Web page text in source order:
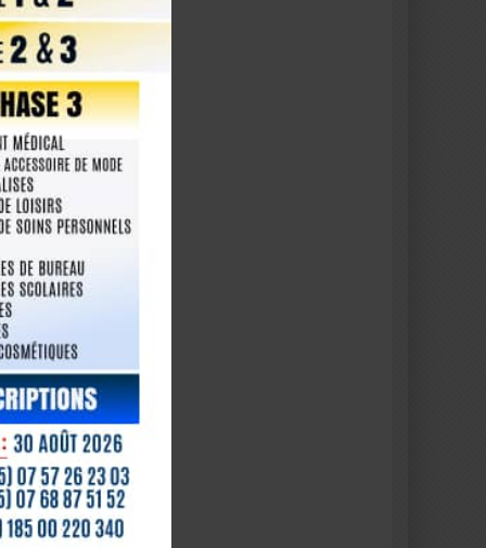
Sino-Ivoirienne : S.E.M. Abou
d’Ivoire en Chine, un tournant diplomatique
2025, le Conseil des ministres de la
portant nomination…